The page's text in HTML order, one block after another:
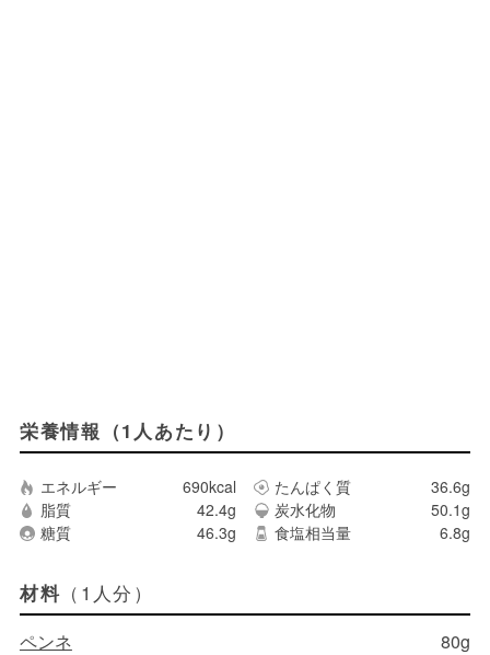
栄養情報（1人あたり）
エネルギー 690kcal たんぱく質
36.6g
脂質
42.4g 炭水化物
50.1g
糖質
46.3g 食塩相当量 6.8g
材料 （1人分）
ペンネ
80g